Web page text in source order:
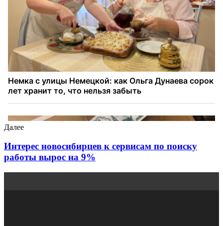
Далее
Интерес новосибирцев к сервисам по поиску
работы вырос на 9%